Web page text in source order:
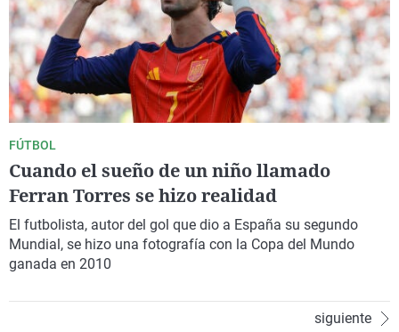
FÚTBOL
Cuando el sueño de un niño llamado
Ferran Torres se hizo realidad
El futbolista, autor del gol que dio a España su segundo
Mundial, se hizo una fotografía con la Copa del Mundo
ganada en 2010
siguiente